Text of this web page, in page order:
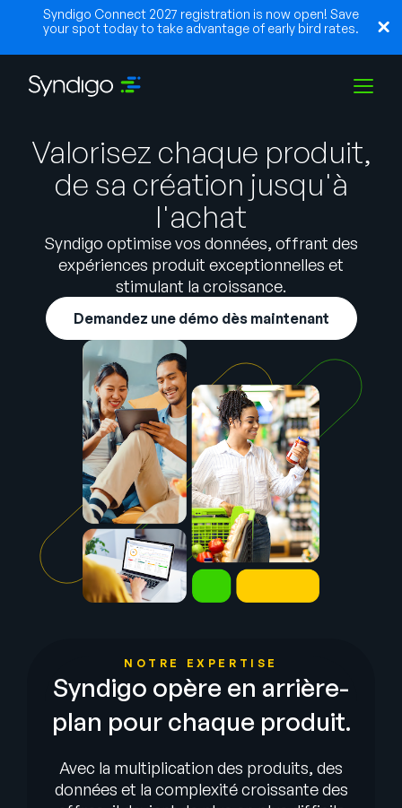
Syndigo Connect 2027 registration is now open! Save
your spot today to take advantage of early bird rates.
Solutions
Partenaires
Ressources
Entreprise
Contactez notre équipe
commerciale
AIDESE CONNECTER
English
German
Français
Português
Valorisez chaque produit,
de sa création jusqu'à
l'achat
Syndigo optimise vos données, offrant des
expériences produit exceptionnelles et
stimulant la croissance.
Demandez une démo dès maintenant
NOTRE EXPERTISE
Syndigo opère en arrière-
plan pour chaque produit.
Avec la multiplication des produits, des
données et la complexité croissante des